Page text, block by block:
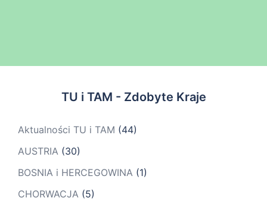
TU i TAM - Zdobyte Kraje
Aktualności TU i TAM (44)
AUSTRIA (30)
BOSNIA i HERCEGOWINA (1)
CHORWACJA (5)